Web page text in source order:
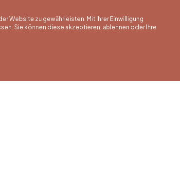
Website zu gewährleisten. Mit Ihrer Einwilligung
Sie können diese akzeptieren, ablehnen oder Ihre